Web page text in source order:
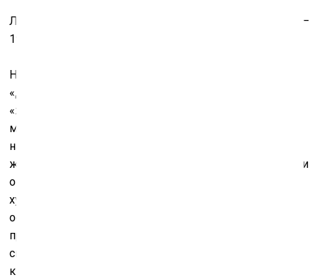
Листы из альбома «Вшкафусидящий Примаков». 1971–
1972. Архив Ильи и Эмилии Кабаковых
На редуцирование поля зрения обречены герои из
«Десяти персонажей» – и Примаков из шкафа, и
«жэковский» художник-украшатель Малыгин, и
мучительный Суриков. Вспомним, что всего 50 лет
назад жителям СССР была фактически недоступна
живая европейская культура – от музеев до поездок, и
они жили с этой идеологической катарактой. Герои
художника и он сам приспосабливаются к
особенностям зрения и превращают их в творческий
приём: открытое Кабаковым «рисование по краям»
связано не только с архитектурой страницы детской
книги – оно объясняется в «Словаре московской